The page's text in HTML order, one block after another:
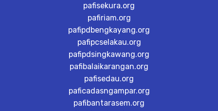
pafisekura.org
pafiriam.org
pafipdbengkayang.org
pafipcselakau.org
pafipdsingkawang.org
pafibalaikarangan.org
pafisedau.org
paficadasngampar.org
pafibantarasem.org